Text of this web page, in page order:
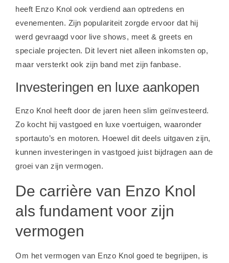
heeft Enzo Knol ook verdiend aan optredens en
evenementen. Zijn populariteit zorgde ervoor dat hij
werd gevraagd voor live shows, meet & greets en
speciale projecten. Dit levert niet alleen inkomsten op,
maar versterkt ook zijn band met zijn fanbase.
Investeringen en luxe aankopen
Enzo Knol heeft door de jaren heen slim geïnvesteerd.
Zo kocht hij vastgoed en luxe voertuigen, waaronder
sportauto’s en motoren. Hoewel dit deels uitgaven zijn,
kunnen investeringen in vastgoed juist bijdragen aan de
groei van zijn vermogen.
De carrière van Enzo Knol
als fundament voor zijn
vermogen
Om het vermogen van Enzo Knol goed te begrijpen, is